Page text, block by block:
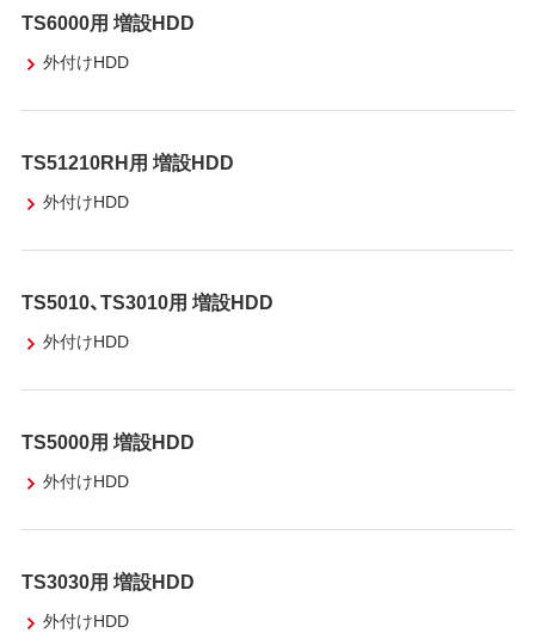
TS6000用 増設HDD
外付けHDD
TS51210RH用 増設HDD
外付けHDD
TS5010、TS3010用 増設HDD
外付けHDD
TS5000用 増設HDD
外付けHDD
TS3030用 増設HDD
外付けHDD